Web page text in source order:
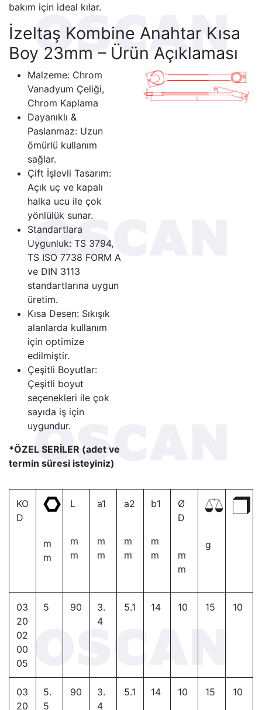
bakım için ideal kılar.
İzeltaş Kombine Anahtar Kısa
Boy 23mm – Ürün Açıklaması
Malzeme: Chrom
Vanadyum Çeliği,
Chrom Kaplama
Dayanıklı &
Paslanmaz: Uzun
ömürlü kullanım
sağlar.
Çift İşlevli Tasarım:
Açık uç ve kapalı
halka ucu ile çok
yönlülük sunar.
Standartlara
Uygunluk: TS 3794,
TS ISO 7738 FORM A
ve DIN 3113
standartlarına uygun
üretim.
Kısa Desen: Sıkışık
alanlarda kullanım
için optimize
edilmiştir.
Çeşitli Boyutlar:
Çeşitli boyut
seçenekleri ile çok
sayıda iş için
uygundur.
*ÖZEL SERİLER (adet ve
termin süresi isteyiniz)
KO
D
m
m
L
m
m
a1
m
m
a2
m
m
b1
m
m
Ø
D
m
m
g
03
20
02
00
05
5 90
3.
4
5.1 14 10 15 10
03
20
5.
5
90
3.
4
5.1 14 10 15 10